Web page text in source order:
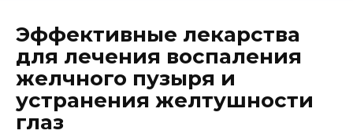
Эффективные лекарства
для лечения воспаления
желчного пузыря и
устранения желтушности
глаз